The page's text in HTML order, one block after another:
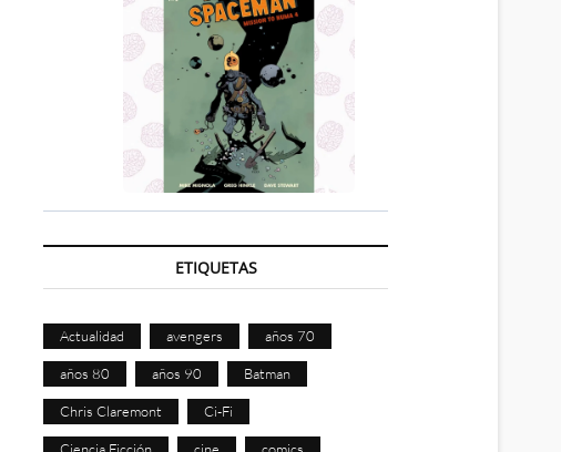
ETIQUETAS
Actualidad avengers años 70
años 80 años 90 Batman
Chris Claremont Ci-Fi